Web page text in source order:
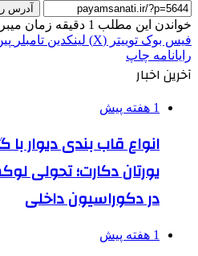
آدرس
خواندن این مطلب 1 دقیقه زمان میبرد
فیس بوک توییتر (X) لینکدین ‫تامبلر
رایانامه چاپ
آخرین اخبار
1 هفته پیش
انواع قاب بندی دیوار
یورتان دکارت؛ تحولی
در دکوراسیون داخلی
1 هفته پیش